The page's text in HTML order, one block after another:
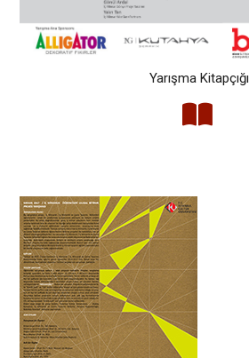
Yarışma Kitapçığı